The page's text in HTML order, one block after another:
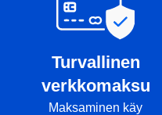
Turvallinen
verkkomaksu
Maksaminen käy